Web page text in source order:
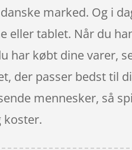
marked. Og i
eller tablet. Når du
har købt dine varer,
der passer bedst til
mennesker, så
koster.